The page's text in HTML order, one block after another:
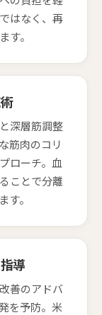
はなく、再
す。
深層筋調整
筋肉のコリ
ローチ。血
ことで分離
す。
導
善のアドバ
を予防。米